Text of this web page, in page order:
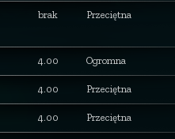
brak Przeciętna
4.00 Ogromna
4.00 Przeciętna
4.00 Przeciętna